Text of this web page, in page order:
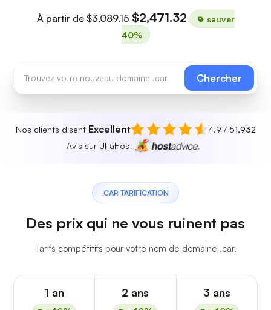
À partir de$3,089.15 $2,471.32
sauver
40%
Chercher
Nos clients disent Excellent 4.9 / 51,932
Avis sur UltaHost
.CAR TARIFICATION
Des prix qui ne vous ruinent pas
Tarifs compétitifs pour votre nom de domaine .car.
1 an 2 ans 3 ans